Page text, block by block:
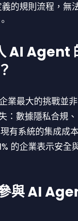
的規則流程，無
AI Agent
業最大的挑戰並
：數據隱私合規、
有系統的集成成
的企業表示安全
與 AI